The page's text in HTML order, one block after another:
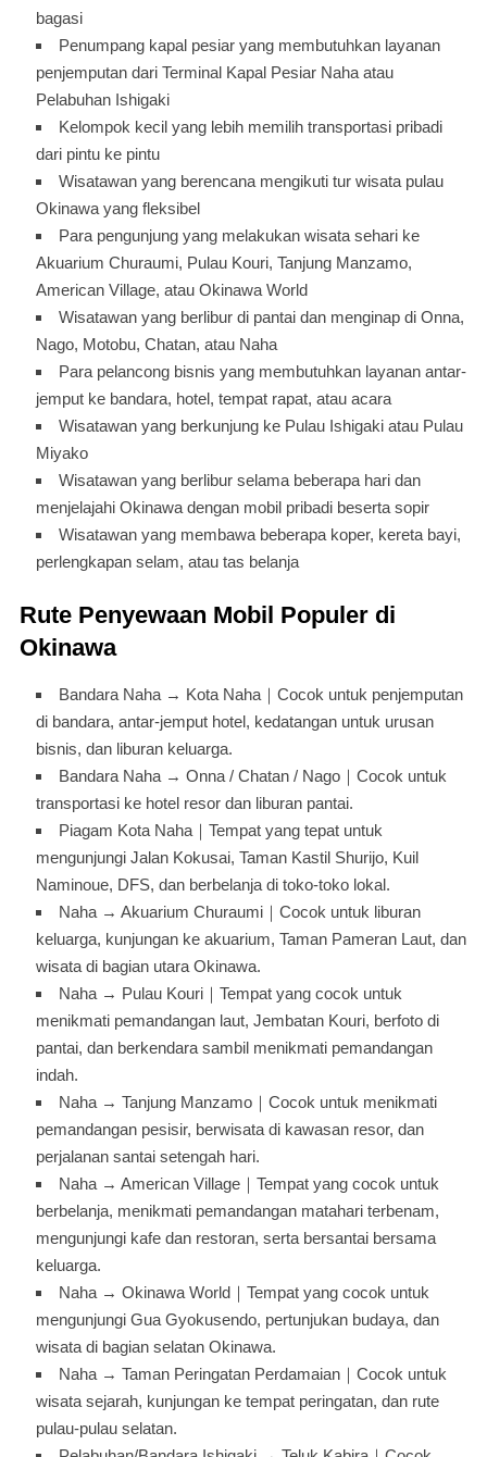
bagasi
Penumpang kapal pesiar yang membutuhkan layanan
penjemputan dari Terminal Kapal Pesiar Naha atau
Pelabuhan Ishigaki
Kelompok kecil yang lebih memilih transportasi pribadi
dari pintu ke pintu
Wisatawan yang berencana mengikuti tur wisata pulau
Okinawa yang fleksibel
Para pengunjung yang melakukan wisata sehari ke
Akuarium Churaumi, Pulau Kouri, Tanjung Manzamo,
American Village, atau Okinawa World
Wisatawan yang berlibur di pantai dan menginap di Onna,
Nago, Motobu, Chatan, atau Naha
Para pelancong bisnis yang membutuhkan layanan antar-
jemput ke bandara, hotel, tempat rapat, atau acara
Wisatawan yang berkunjung ke Pulau Ishigaki atau Pulau
Miyako
Wisatawan yang berlibur selama beberapa hari dan
menjelajahi Okinawa dengan mobil pribadi beserta sopir
Wisatawan yang membawa beberapa koper, kereta bayi,
perlengkapan selam, atau tas belanja
Rute Penyewaan Mobil Populer di
Okinawa
Bandara Naha → Kota Naha｜Cocok untuk penjemputan
di bandara, antar-jemput hotel, kedatangan untuk urusan
bisnis, dan liburan keluarga.
Bandara Naha → Onna / Chatan / Nago｜Cocok untuk
transportasi ke hotel resor dan liburan pantai.
Piagam Kota Naha｜Tempat yang tepat untuk
mengunjungi Jalan Kokusai, Taman Kastil Shurijo, Kuil
Naminoue, DFS, dan berbelanja di toko-toko lokal.
Naha → Akuarium Churaumi｜Cocok untuk liburan
keluarga, kunjungan ke akuarium, Taman Pameran Laut, dan
wisata di bagian utara Okinawa.
Naha → Pulau Kouri｜Tempat yang cocok untuk
menikmati pemandangan laut, Jembatan Kouri, berfoto di
pantai, dan berkendara sambil menikmati pemandangan
indah.
Naha → Tanjung Manzamo｜Cocok untuk menikmati
pemandangan pesisir, berwisata di kawasan resor, dan
perjalanan santai setengah hari.
Naha → American Village｜Tempat yang cocok untuk
berbelanja, menikmati pemandangan matahari terbenam,
mengunjungi kafe dan restoran, serta bersantai bersama
keluarga.
Naha → Okinawa World｜Tempat yang cocok untuk
mengunjungi Gua Gyokusendo, pertunjukan budaya, dan
wisata di bagian selatan Okinawa.
Naha → Taman Peringatan Perdamaian｜Cocok untuk
wisata sejarah, kunjungan ke tempat peringatan, dan rute
pulau-pulau selatan.